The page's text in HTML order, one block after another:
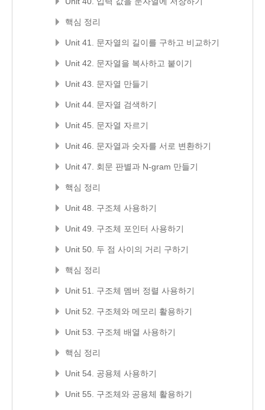
핵심 정리
Unit 41. 문자열의 길이를 구하고 비교하기
Unit 42. 문자열을 복사하고 붙이기
Unit 43. 문자열 만들기
Unit 44. 문자열 검색하기
Unit 45. 문자열 자르기
Unit 46. 문자열과 숫자를 서로 변환하기
Unit 47. 회문 판별과 N-gram 만들기
핵심 정리
Unit 48. 구조체 사용하기
Unit 49. 구조체 포인터 사용하기
Unit 50. 두 점 사이의 거리 구하기
핵심 정리
Unit 51. 구조체 멤버 정렬 사용하기
Unit 52. 구조체와 메모리 활용하기
Unit 53. 구조체 배열 사용하기
핵심 정리
Unit 54. 공용체 사용하기
Unit 55. 구조체와 공용체 활용하기